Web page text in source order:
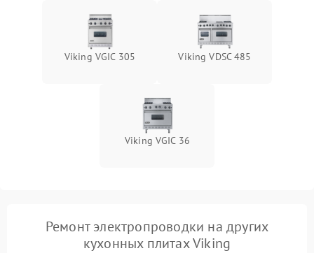
Viking VGIC 305 Viking VDSC 485
Viking VGIC 36
Ремонт электропроводки на других
кухонных плитах Viking